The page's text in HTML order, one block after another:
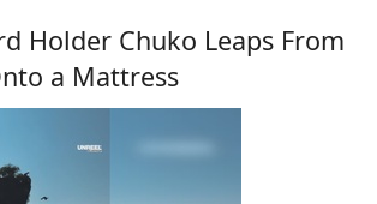
Holder Chuko Leaps From
a Mattress